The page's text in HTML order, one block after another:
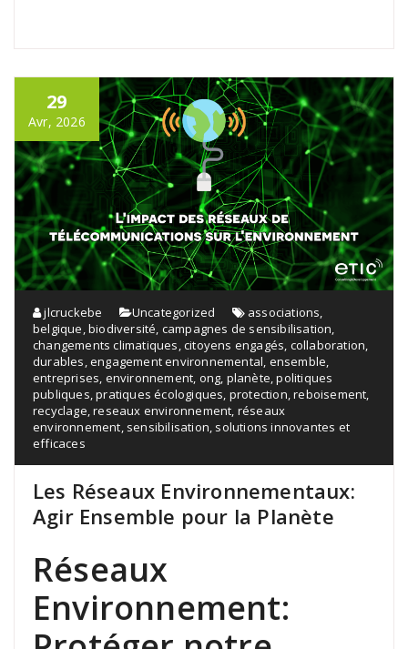
29
Avr, 2026
jlcruckebe Uncategorized associations,
belgique,biodiversité, campagnes de sensibilisation,
changements climatiques,citoyens engagés, collaboration,
durables,engagement environnemental, ensemble,
entreprises, environnement, ong, planète,politiques
publiques,pratiques écologiques, protection,reboisement,
recyclage,reseaux environnement, réseaux
environnement, sensibilisation, solutions innovantes et
efficaces
Les Réseaux Environnementaux:
Agir Ensemble pour la Planète
Réseaux
Environnement: